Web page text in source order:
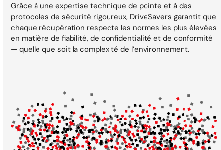
Grâce à une expertise technique de pointe et à des
protocoles de sécurité rigoureux, DriveSavers garantit que
chaque récupération respecte les normes les plus élevées
en matière de fiabilité, de confidentialité et de conformité
— quelle que soit la complexité de l’environnement.